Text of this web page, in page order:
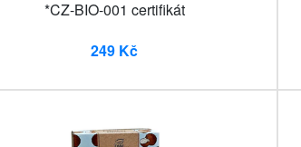
*CZ-BIO-001 certifikát
249 Kč